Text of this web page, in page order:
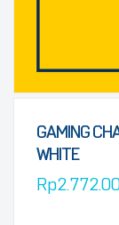
GAMING
WHITE
Rp